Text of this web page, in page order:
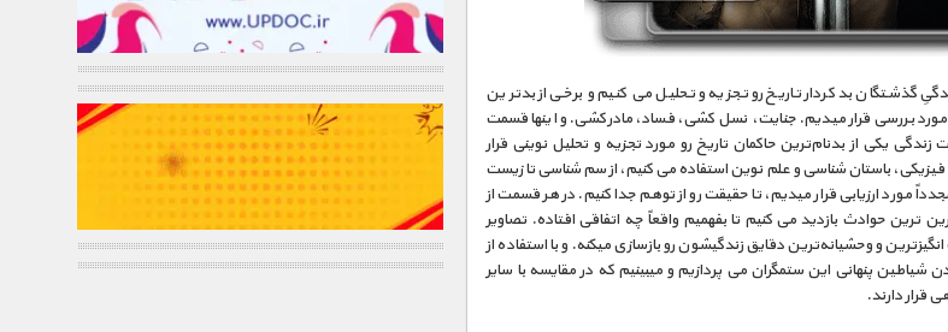
گذشتگان بد کردار تاریخ رو تجزیه و تحلیل می کنیم و برخی از بدترین
مورد بررسی قرار میدیم. جنایت، نسل کشی، فساد، مادرکشی. و اینها قسمت
یکی از بدنام‌ترین حاکمان تاریخ رو مورد تجزیه و تحلیل نوینی قرار
فیزیکی، باستان شناسی و علم نوین استفاده می کنیم، از سم شناسی تا زیست
مورد ارزیابی قرار میدیم، تا حقیقت رو از توهم جدا کنیم. در هر قسمت از
ترین حوادث بازدید می کنیم تا بفهمیم واقعاً چه اتفاقی افتاده. تصاویر
و وحشیانه‌ترین دقایق زندگیشون رو بازسازی میکنه. و با استفاده از
پنهانی این ستمگران می پردازیم و میبینیم که در مقایسه با سایر
قرار دارند.